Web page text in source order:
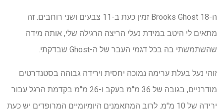
ה-Brooks Ghost 18 זמין כעת ב-11 צבעים ושני רוחבים. זה
מתאים לי היטב במידת נעלי הריצה הרגילה שלי, אותה מידה
שהשתמשתי בה בכל דגמי העבר של ה-Ghost שבדקתי.
זוהי נעל בעלת ערימה נמוכה יחסית וירידה גבוהה בסטנדרטים
מודרניים, בגובה של 36 מ"מ בעקב ו-26 מ"מ בקדמת הרגל עבור
ירידה של 10 מ"מ. לרוב המתאמנים היומיומיים המרופדים יש כעת